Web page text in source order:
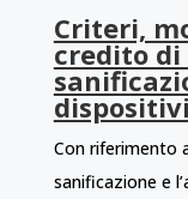
Criteri,
credito di
Con riferimento
sanificazione e